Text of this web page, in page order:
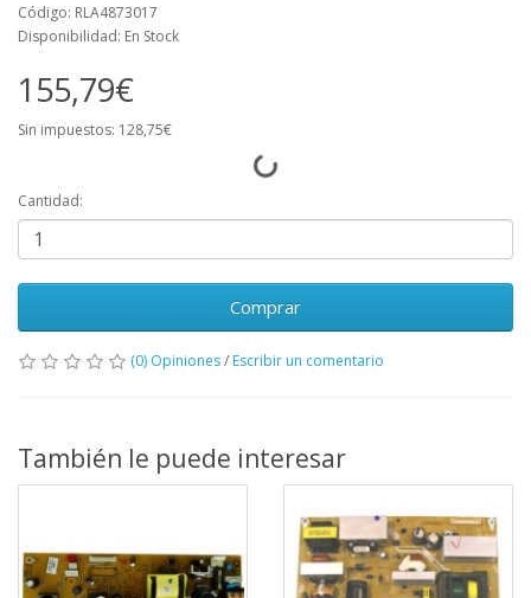
Código: RLA4873017
Disponibilidad: En Stock
155,79€
Sin impuestos: 128,75€
Cantidad:
Comprar
(0) Opiniones/ Escribir un comentario
También le puede interesar